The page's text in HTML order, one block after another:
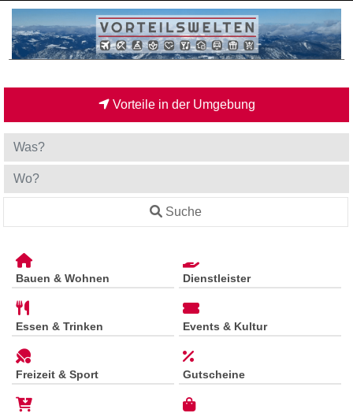
Vorteile in der Umgebung
Suche
Bauen & Wohnen Dienstleister
Essen & Trinken Events & Kultur
Freizeit & Sport Gutscheine